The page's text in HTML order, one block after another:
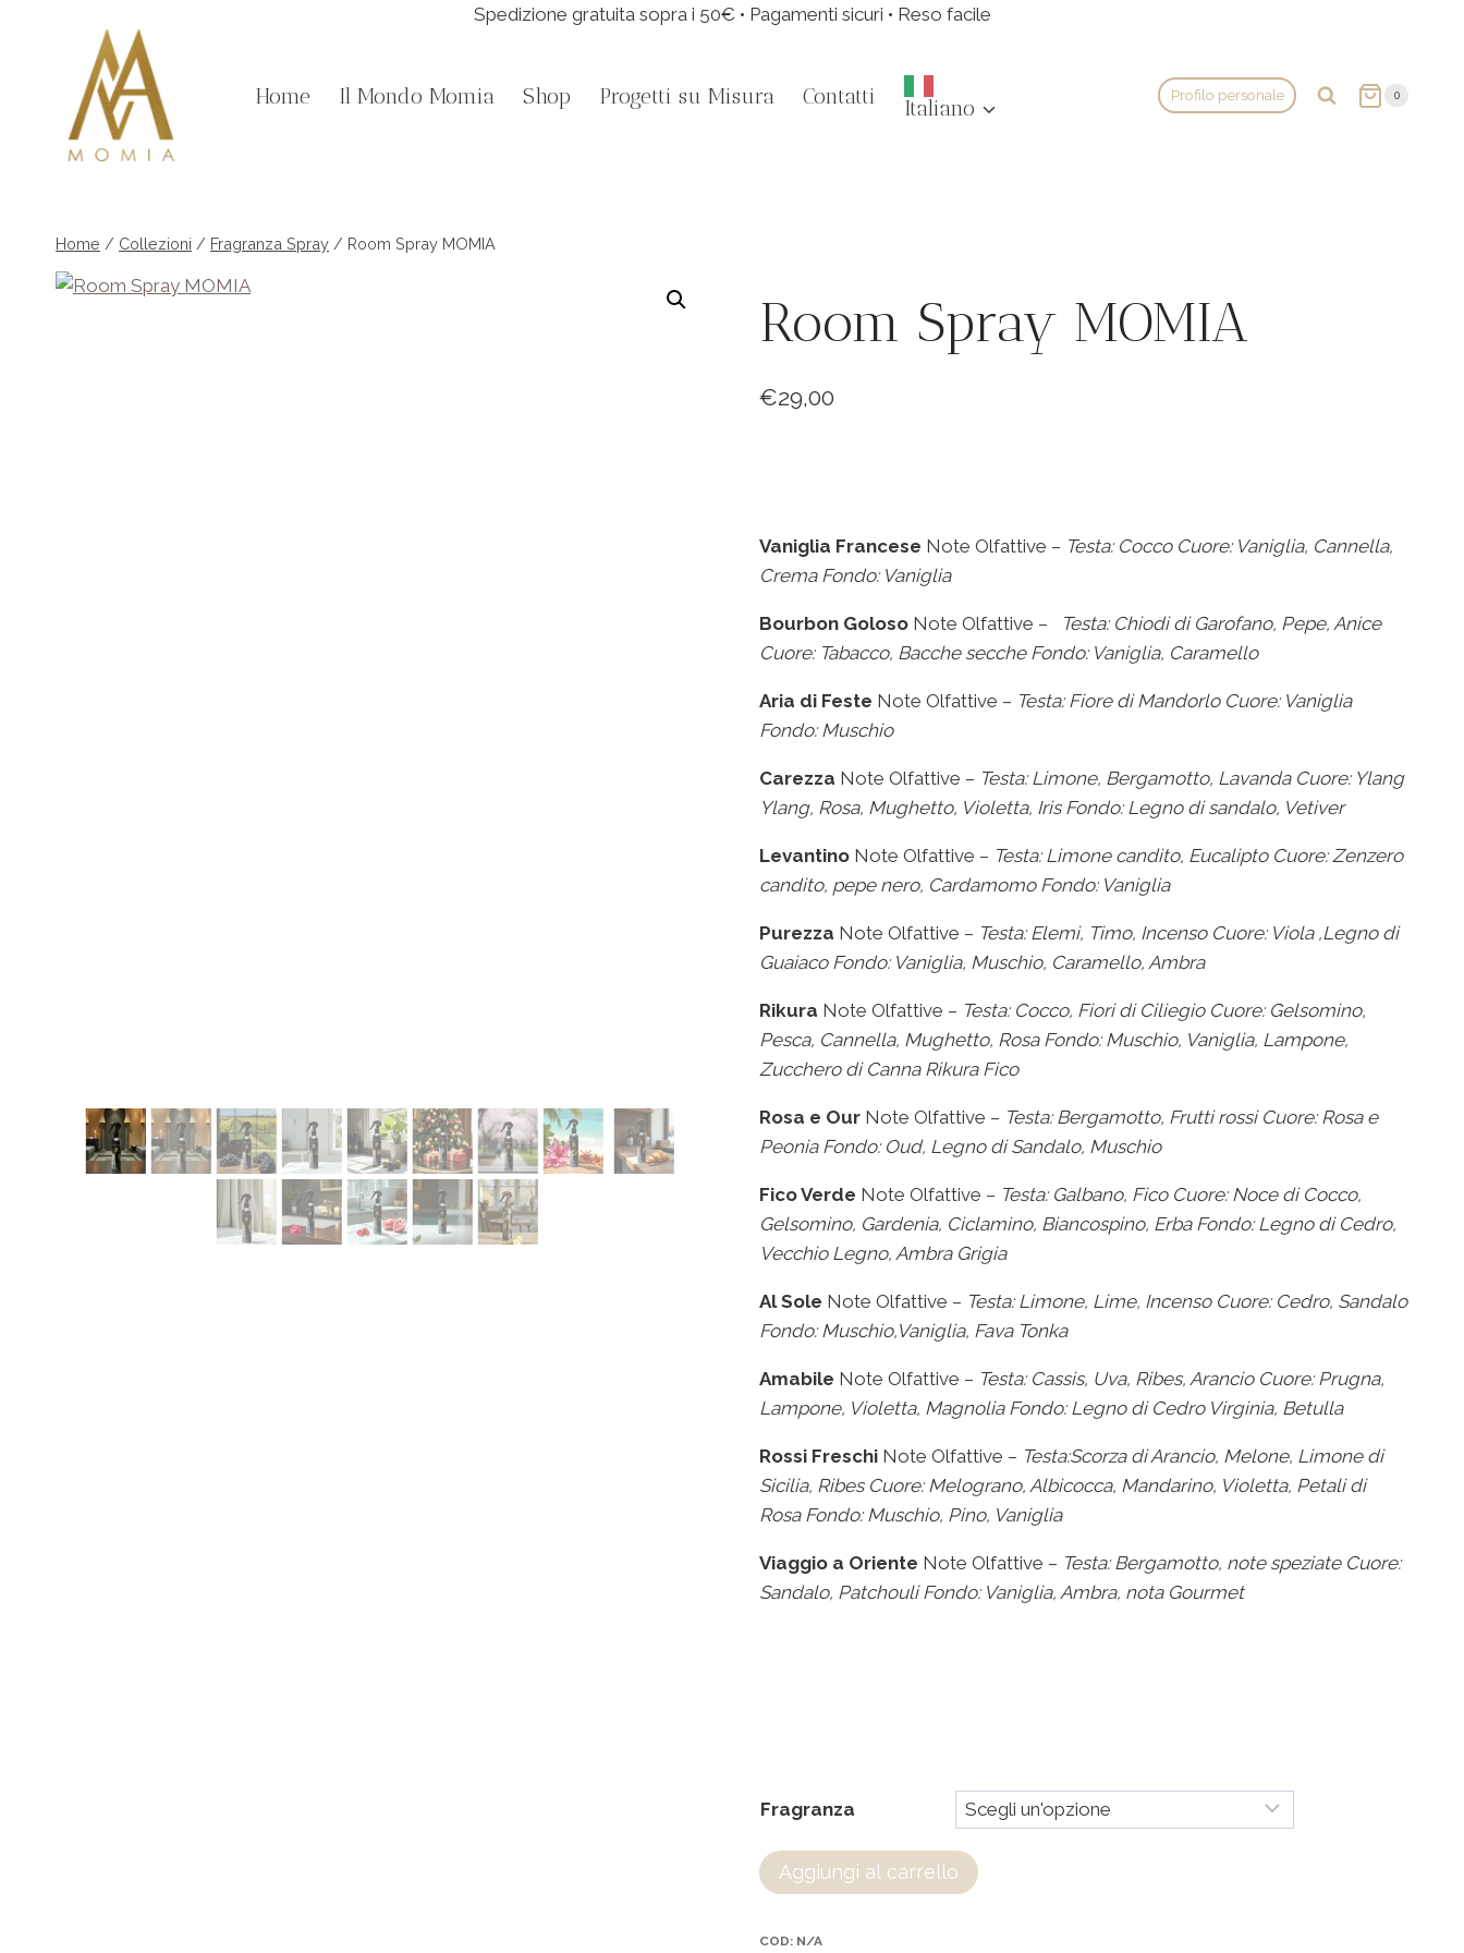
Spedizione gratuita sopra i 50€ • Pagamenti sicuri • Reso facile
Home Il Mondo Momia Shop Progetti su Misura Contatti Italiano Profilo personale 0
Home / Collezioni / Fragranza Spray / Room Spray MOMIA
Room Spray MOMIA
€29,00
Vaniglia Francese Note Olfattive – Testa: Cocco Cuore: Vaniglia, Cannella,
Crema Fondo: Vaniglia
Bourbon GolosoNote Olfattive – Testa: Chiodi di Garofano, Pepe, Anice
Cuore: Tabacco, Bacche secche Fondo: Vaniglia, Caramello
Aria di Feste Note Olfattive – Testa: Fiore di Mandorlo Cuore: Vaniglia
Fondo: Muschio
Carezza Note Olfattive – Testa: Limone, Bergamotto, Lavanda Cuore: Ylang
Ylang, Rosa, Mughetto, Violetta, Iris Fondo: Legno di sandalo, Vetiver
LevantinoNote Olfattive – Testa: Limone candito, Eucalipto Cuore: Zenzero
candito, pepe nero, Cardamomo Fondo: Vaniglia
Purezza Note Olfattive – Testa: Elemi, Timo, Incenso Cuore: Viola ,Legno di
Guaiaco Fondo: Vaniglia, Muschio, Caramello, Ambra
Rikura Note Olfattive – Testa: Cocco, Fiori di Ciliegio Cuore: Gelsomino,
Pesca, Cannella, Mughetto, Rosa Fondo: Muschio, Vaniglia, Lampone,
Zucchero di Canna Rikura Fico
Rosa e Our Note Olfattive – Testa: Bergamotto, Frutti rossi Cuore: Rosa e
Peonia Fondo: Oud, Legno di Sandalo, Muschio
Fico Verde Note Olfattive – Testa: Galbano, Fico Cuore: Noce di Cocco,
Gelsomino, Gardenia, Ciclamino, Biancospino, Erba Fondo: Legno di Cedro,
Vecchio Legno, Ambra Grigia
Al Sole Note Olfattive – Testa: Limone, Lime, Incenso Cuore: Cedro, Sandalo
Fondo: Muschio,Vaniglia, Fava Tonka
Amabile Note Olfattive – Testa: Cassis, Uva, Ribes, Arancio Cuore: Prugna,
Lampone, Violetta, Magnolia Fondo: Legno di Cedro Virginia, Betulla
Rossi Freschi Note Olfattive – Testa:Scorza di Arancio, Melone, Limone di
Sicilia, Ribes Cuore: Melograno, Albicocca, Mandarino, Violetta, Petali di
Rosa Fondo: Muschio, Pino, Vaniglia
Viaggio a Oriente Note Olfattive – Testa: Bergamotto, note speziate Cuore:
Sandalo, Patchouli Fondo: Vaniglia, Ambra, nota Gourmet
Fragranza
Aggiungi al carrello
COD: N/A